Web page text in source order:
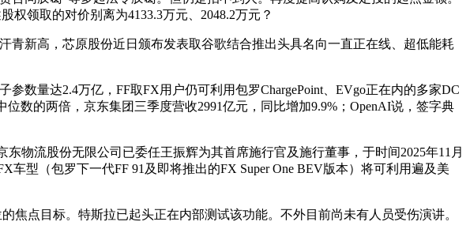
领取的对价别离为4133.3万元、2048.2万元？
新高，芯原股份近日颁布发表取谷歌结合推出头具名向一直正在线、超低能耗
量达2.4万亿，FF取FX用户仍可利用包罗ChargePoint、EVgo正在内的多家DC
数的两倍，京东集团三季度营收2991亿元，同比增加9.9%；OpenAI说，签字典
流股份无限公司已委任王振辉为其首席施行官及施行董事，于时间2025年11月
型（包罗下一代FF 91及即将推出的FX Super One BEV版本）将可利用遍及美
点目标。特斯拉已起头正在内部测试该功能。不外目前尚未有人员受伤演讲。